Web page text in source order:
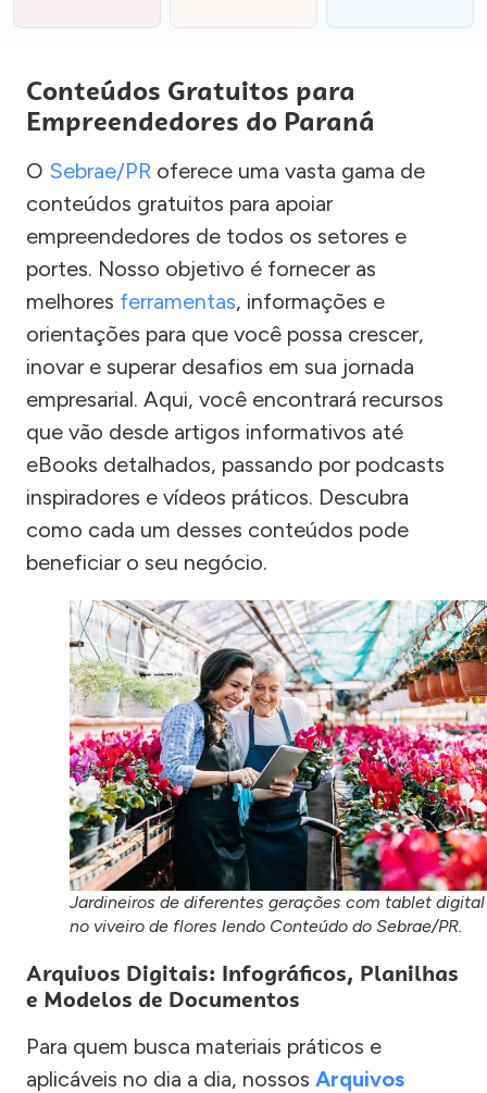
Conteúdos Gratuitos para
Empreendedores do Paraná
O Sebrae/PR oferece uma vasta gama de
conteúdos gratuitos para apoiar
empreendedores de todos os setores e
portes. Nosso objetivo é fornecer as
melhores ferramentas, informações e
orientações para que você possa crescer,
inovar e superar desafios em sua jornada
empresarial. Aqui, você encontrará recursos
que vão desde artigos informativos até
eBooks detalhados, passando por podcasts
inspiradores e vídeos práticos. Descubra
como cada um desses conteúdos pode
beneficiar o seu negócio.
Jardineiros de diferentes gerações com tablet digital
no viveiro de flores lendo Conteúdo do Sebrae/PR.
Arquivos Digitais: Infográficos, Planilhas
e Modelos de Documentos
Para quem busca materiais práticos e
aplicáveis no dia a dia, nossos Arquivos